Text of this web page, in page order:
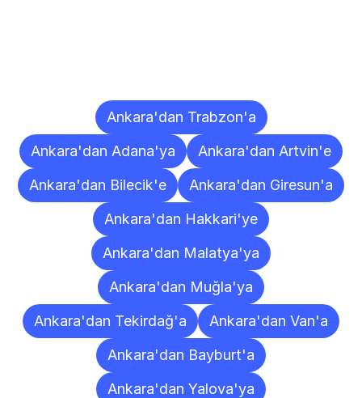
Ankara'dan Trabzon'a
Ankara'dan Adana'ya
Ankara'dan Artvin'e
Ankara'dan Bilecik'e
Ankara'dan Giresun'a
Ankara'dan Hakkari'ye
Ankara'dan Malatya'ya
Ankara'dan Muğla'ya
Ankara'dan Tekirdağ'a
Ankara'dan Van'a
Ankara'dan Bayburt'a
Ankara'dan Yalova'ya